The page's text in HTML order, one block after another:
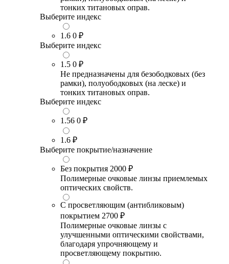
тонких титановых оправ.
Выберите индекс
1.6 0 ₽
Выберите индекс
1.5 0 ₽
Не предназначены для безободковых (без
рамки), полуободковых (на леске) и
тонких титановых оправ.
Выберите индекс
1.56 0 ₽
1.6 ₽
Выберите покрытие/назначение
Без покрытия 2000 ₽
Полимерные очковые линзы приемлемых
оптических свойств.
С просветляющим (антибликовым)
покрытием 2700 ₽
Полимерные очковые линзы с
улучшенными оптическими свойствами,
благодаря упрочняющему и
просветляющему покрытию.